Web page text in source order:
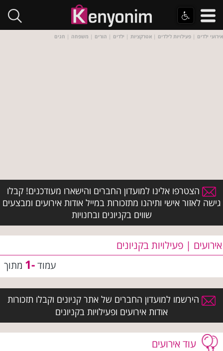
אירועי ילדים | פעילויות לילדים | אטרקציות | ילדים | הורים | משפחה | חגים
הצטרפו אלינו למועדון החברים והישארו מעודכנים! קבלו
גישה לאזור אישי ותיהנו מתזכורות במייל אודות אירועים ומבצעים
שווים בקניונים ובחנויות
אירועים | פעילויות בקניונים
עמוד-1 מתוך
הירשמו למועדון החברים של אתר קניונים וקבלו תזכורות
אודות אירועים ופעילויות בקניונים
עוד אירועים